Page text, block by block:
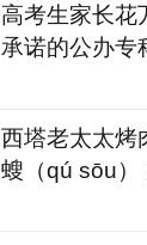
高考生家长花
承诺的公办专
西塔老太太烤
螋（qú sōu）